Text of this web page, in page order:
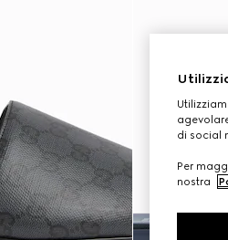
di social
Per
nostra